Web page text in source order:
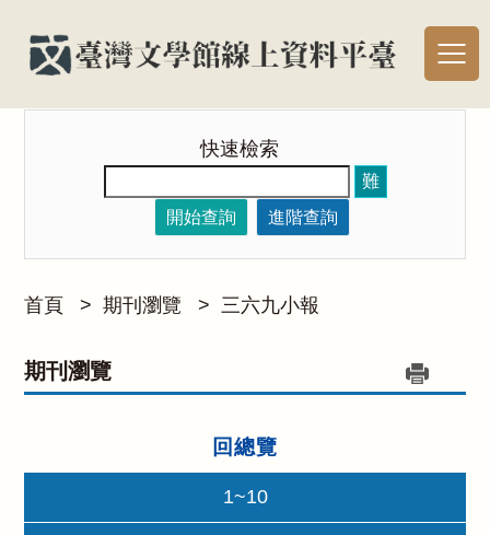
快速檢索
難
開始查詢
進階查詢
首頁 > 期刊瀏覽 > 三六九小報
期刊瀏覽
回總覽
1~10